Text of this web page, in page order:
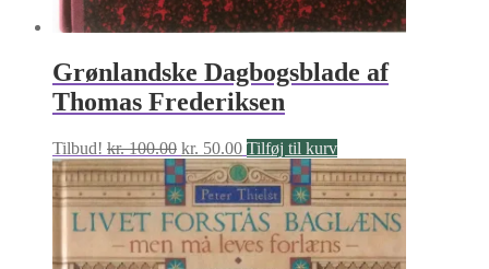
Grønlandske Dagbogsblade af
Thomas Frederiksen
Tilbud! kr.100.00 Den
oprindelige
pris
var:
kr. 100.00.
kr. 50.00Den
aktuelle
pris
er:
kr. 50.00.
Tilføj til kurv